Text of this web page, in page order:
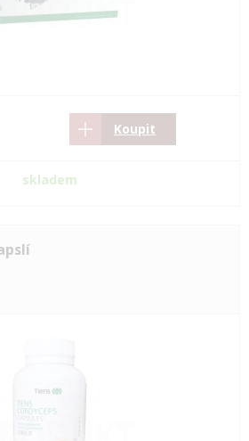
Koupit
skladem